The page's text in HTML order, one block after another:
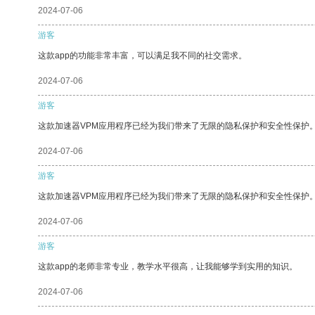
2024-07-06
游客
这款app的功能非常丰富，可以满足我不同的社交需求。
2024-07-06
游客
这款加速器VPM应用程序已经为我们带来了无限的隐私保护和安全性保护
2024-07-06
游客
这款加速器VPM应用程序已经为我们带来了无限的隐私保护和安全性保护
2024-07-06
游客
这款app的老师非常专业，教学水平很高，让我能够学到实用的知识。
2024-07-06